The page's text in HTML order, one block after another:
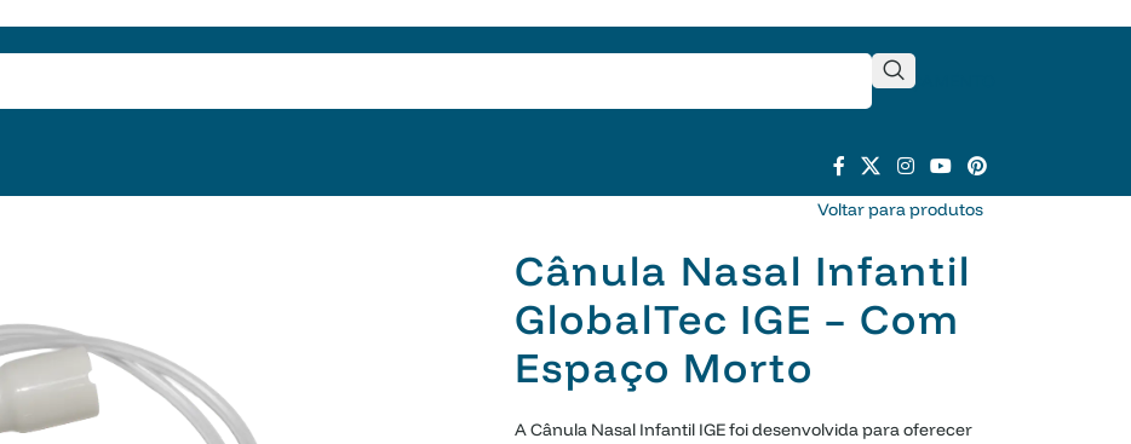
ORÇAMENTO
Voltar para produtos
Cânula Nasal Infantil
GlobalTec IGE – Com
Espaço Morto
A Cânula Nasal Infantil IGE foi desenvolvida para oferecer